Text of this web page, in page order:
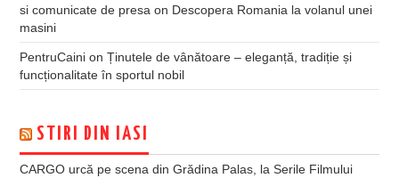
si comunicate de presa on Descopera Romania la volanul unei
masini
PentruCaini onȚinutele de vânătoare – eleganță, tradiție și
funcționalitate în sportul nobil
STIRI DIN IASI
CARGO urcă pe scena din Grădina Palas, la Serile Filmului